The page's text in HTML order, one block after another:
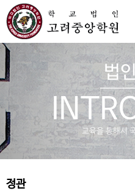
법
교육을 통해서
정관